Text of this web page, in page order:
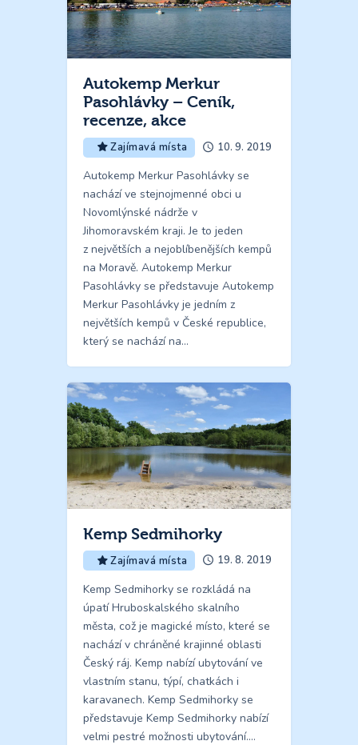
Autokemp Merkur
Pasohlávky – Ceník,
recenze, akce
Zajímavá místa 10. 9. 2019
Autokemp Merkur Pasohlávky se
nachází ve stejnojmenné obci u
Novomlýnské nádrže v
Jihomoravském kraji. Je to jeden
z největších a nejoblíbenějších kempů
na Moravě. Autokemp Merkur
Pasohlávky se představuje Autokemp
Merkur Pasohlávky je jedním z
největších kempů v České republice,
který se nachází na…
Kemp Sedmihorky
Zajímavá místa 19. 8. 2019
Kemp Sedmihorky se rozkládá na
úpatí Hruboskalského skalního
města, což je magické místo, které se
nachází v chráněné krajinné oblasti
Český ráj. Kemp nabízí ubytování ve
vlastním stanu, týpí, chatkách i
karavanech. Kemp Sedmihorky se
představuje Kemp Sedmihorky nabízí
velmi pestré možnosti ubytování.…